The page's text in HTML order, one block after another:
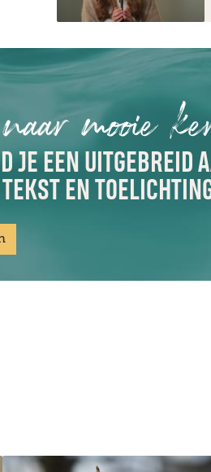
mooie
JE EEN UITGEBREID
EN